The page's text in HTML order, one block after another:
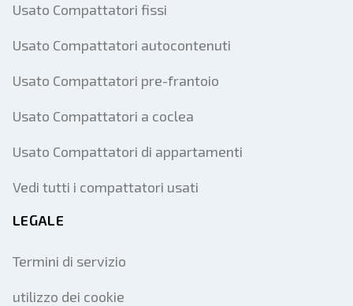
Usato Compattatori fissi
Usato Compattatori autocontenuti
Usato Compattatori pre-frantoio
Usato Compattatori a coclea
Usato Compattatori di appartamenti
Vedi tutti i compattatori usati
LEGALE
Termini di servizio
utilizzo dei cookie